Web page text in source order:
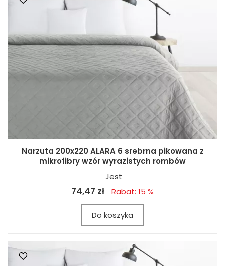
Narzuta 200x220 ALARA 6 srebrna pikowana z
mikrofibry wzór wyrazistych rombów
Jest
74,47 zł Rabat: 15 %
Do koszyka